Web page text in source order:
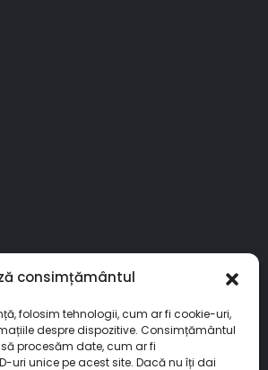
consimțământul
folosim tehnologii, cum ar fi cookie-uri,
despre dispozitive. Consimțământul
procesăm date, cum ar fi
uri unice pe acest site. Dacă nu îți dai